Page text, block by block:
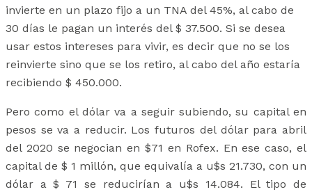
invierte en un plazo fijo a un TNA del 45%, al cabo de
30 días le pagan un interés del $ 37.500. Si se desea
usar estos intereses para vivir, es decir que no se los
reinvierte sino que se los retiro, al cabo del año estaría
recibiendo $ 450.000.
Pero como el dólar va a seguir subiendo, su capital en
pesos se va a reducir. Los futuros del dólar para abril
del 2020 se negocian en $71 en Rofex. En ese caso, el
capital de $ 1 millón, que equivalía a u$s 21.730, con un
dólar a $ 71 se reducirían a u$s 14.084. El tipo de